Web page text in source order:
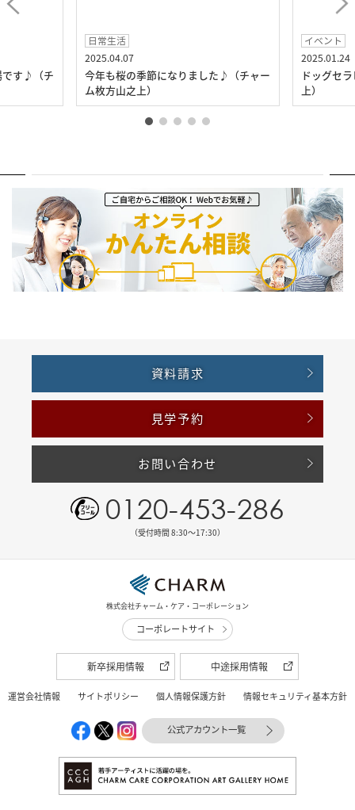
です♪（チ
日常生活
2025.04.07
今年も桜の季節になりました♪（チャー
ム枚方山之上）
イベント
2025.01.24
ドッグセ
上）
資料請求
見学予約
お問い合わせ
0120-453-286
（受付時間 8:30〜17:30）
株式会社チャーム・ケア・コーポレーション
コーポレートサイト
新卒採用情報 中途採用情報
運営会社情報 サイトポリシー 個人情報保護方針 情報セキュリティ基本方針
公式アカウント一覧